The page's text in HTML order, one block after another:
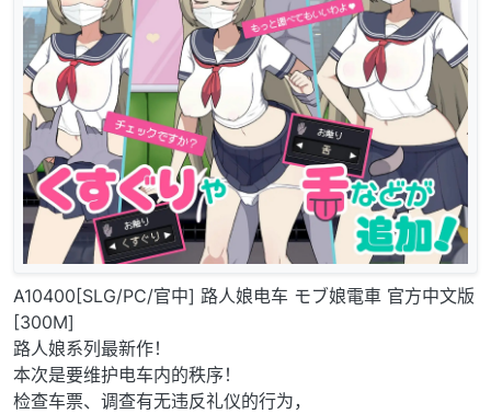
A10400[SLG/PC/官中] 路人娘电车 モブ娘電車 官方中文版
[300M]
路人娘系列最新作！
本次是要维护电车内的秩序！
检查车票、调查有无违反礼仪的行为，